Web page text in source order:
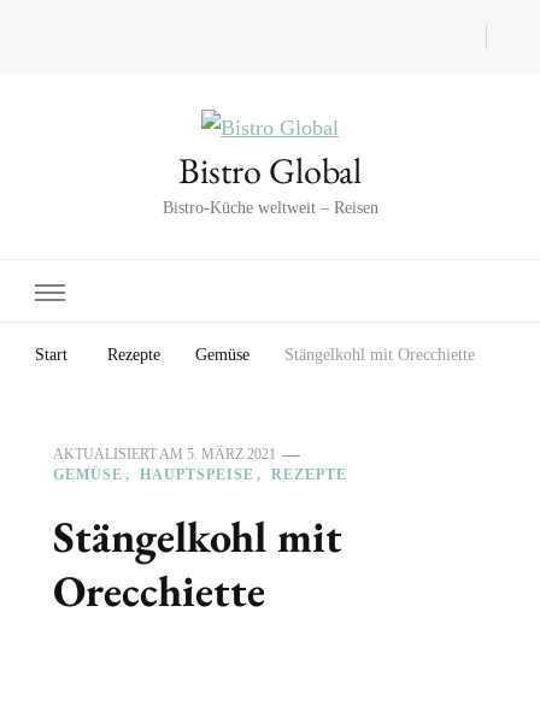
Bistro Global
Bistro-Küche weltweit – Reisen
Start Rezepte Gemüse Stängelkohl mit Orecchiette
AKTUALISIERT AM 5. MÄRZ 2021
GEMÜSE
HAUPTSPEISE REZEPTE
Stängelkohl mit
Orecchiette